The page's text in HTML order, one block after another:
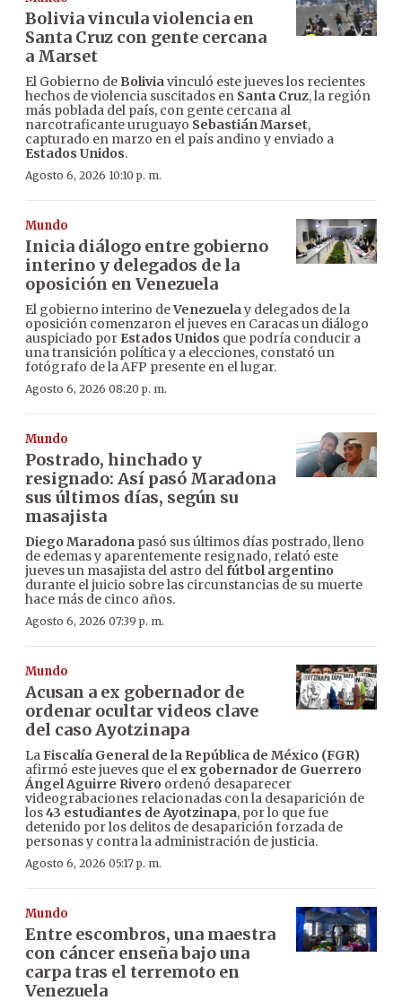
Bolivia vincula violencia en
Santa Cruz con gente cercana
a Marset
El Gobierno de Boliviavinculó este jueves los recientes
hechos de violencia suscitados en Santa Cruz, la región
más poblada del país, con gente cercana al
narcotraficante uruguayo Sebastián Marset,
capturado en marzo en el país andino y enviado a
Estados Unidos.
Agosto 6, 2026 10:10 p. m.
Mundo
Inicia diálogo entre gobierno
interino y delegados de la
oposición en Venezuela
El gobierno interino deVenezuelay delegados de la
oposición comenzaron el jueves en Caracas un diálogo
auspiciado por Estados Unidos que podría conducir a
una transición política y a elecciones, constató un
fotógrafo de la AFP presente en el lugar.
Agosto 6, 2026 08:20 p. m.
Mundo
Postrado, hinchado y
resignado: Así pasó Maradona
sus últimos días, según su
masajista
Diego Maradona pasó sus últimos días postrado, lleno
de edemas y aparentemente resignado, relató este
jueves un masajista del astro delfútbol argentino
durante el juicio sobre las circunstancias de su muerte
hace más de cinco años.
Agosto 6, 2026 07:39 p. m.
Mundo
Acusan a ex gobernador de
ordenar ocultar videos clave
del caso Ayotzinapa
LaFiscalía General de la República de México (FGR)
afirmó este jueves que el ex gobernador de Guerrero
Ángel Aguirre Rivero ordenó desaparecer
videograbaciones relacionadas con la desaparición de
los43 estudiantes de Ayotzinapa, por lo que fue
detenido por los delitos de desaparición forzada de
personas y contra la administración de justicia.
Agosto 6, 2026 05:17 p. m.
Mundo
Entre escombros, una maestra
con cáncer enseña bajo una
carpa tras el terremoto en
Venezuela